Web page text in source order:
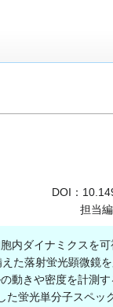
DOI：
担当
ダイナミクスを
た落射蛍光顕微鏡
きや密度を計測
蛍光単分子スペ